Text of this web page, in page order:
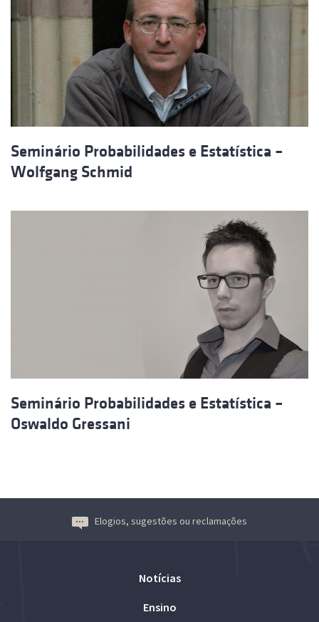
Seminário Probabilidades e Estatística –
Wolfgang Schmid
Seminário Probabilidades e Estatística –
Oswaldo Gressani
Elogios, sugestões ou reclamações
Notícias
Ensino